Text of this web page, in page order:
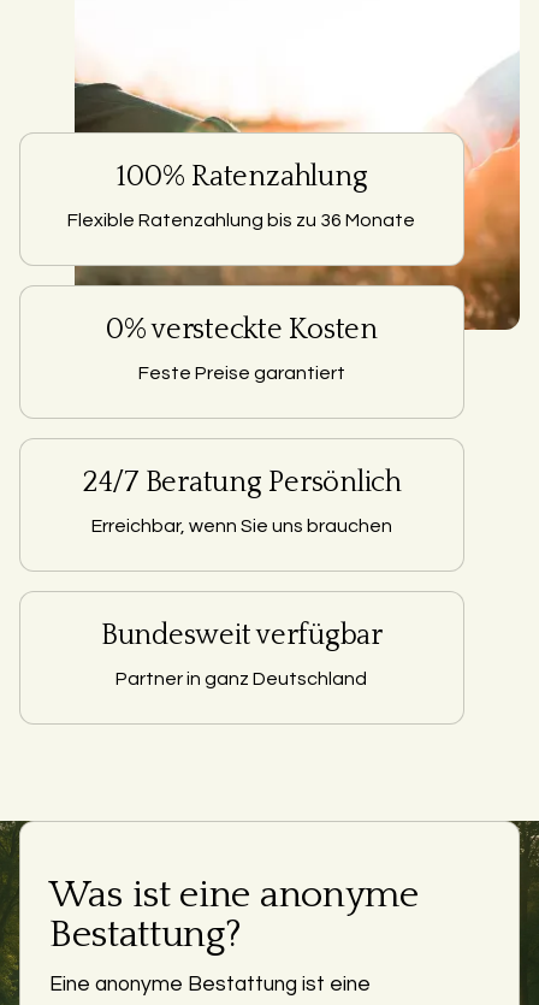
100% Ratenzahlung
Flexible Ratenzahlung bis zu 36 Monate
0% versteckte Kosten
Feste Preise garantiert
24/7 Beratung Persönlich
Erreichbar, wenn Sie uns brauchen
Bundesweit verfügbar
Partner in ganz Deutschland
Was ist eine anonyme
Bestattung?
Eine anonyme Bestattung ist eine